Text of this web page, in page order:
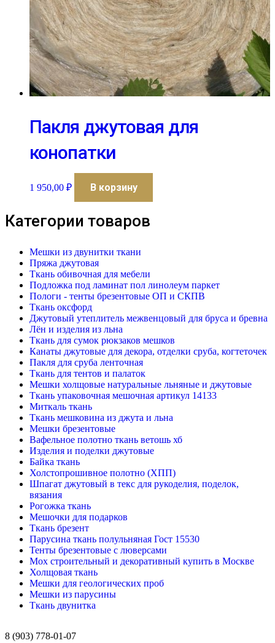
Пакля джутовая для
конопатки
1 950,00 ₽ В корзину
Категории товаров
Мешки из двунитки ткани
Пряжа джутовая
Ткань обивочная для мебели
Подложка под ламинат пол линолеум паркет
Пологи - тенты брезентовые ОП и СКПВ
Ткань оксфорд
Джутовый утеплитель межвенцовый для бруса и бревна
Лён и изделия из льна
Ткань для сумок рюкзаков мешков
Канаты джутовые для декора, отделки сруба, когтеточек
Пакля для сруба ленточная
Ткань для тентов и палаток
Мешки холщовые натуральные льняные и джутовые
Ткань упаковочная мешочная артикул 14133
Миткаль ткань
Ткань мешковина из джута и льна
Мешки брезентовые
Вафельное полотно ткань ветошь хб
Изделия и поделки джутовые
Байка ткань
Холстопрошивное полотно (ХПП)
Шпагат джутовый в текс для рукоделия, поделок,
вязания
Рогожка ткань
Мешочки для подарков
Ткань брезент
Парусина ткань полульняная Гост 15530
Тенты брезентовые с люверсами
Мох строительный и декоративный купить в Москве
Холщовая ткань
Мешки для геологических проб
Мешки из парусины
Ткань двунитка
8 (903) 778-01-07